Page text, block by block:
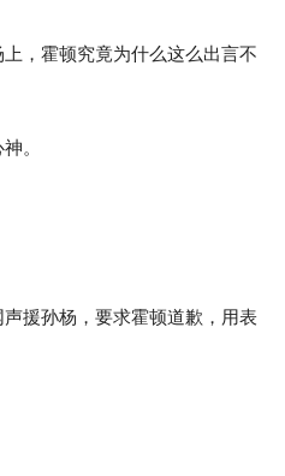
，霍顿究竟为什么这么出言不
。
援孙杨，要求霍顿道歉，用表